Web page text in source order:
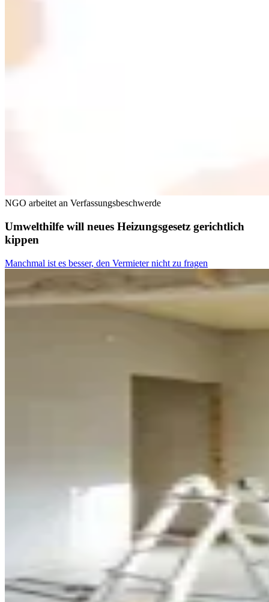
NGO arbeitet an Verfassungsbeschwerde
Umwelthilfe will neues Heizungsgesetz gerichtlich
kippen
Manchmal ist es besser, den Vermieter nicht zu fragen